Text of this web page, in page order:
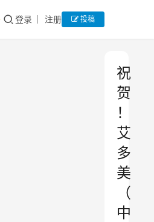
登录 注册 投稿
祝
贺
！
艾
多
美
（
中